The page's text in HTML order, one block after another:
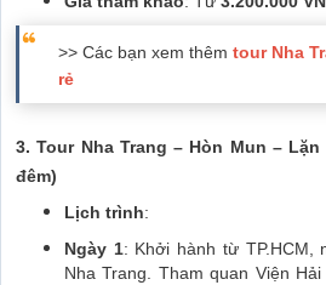
>> Các bạn xem thêm tour Nha
rẻ
3. Tour Nha Trang – Hòn Mun –
đêm)
Lịch trình:
Ngày 1: Khởi hành từ TP.HCM,
Nha Trang. Tham quan Viện